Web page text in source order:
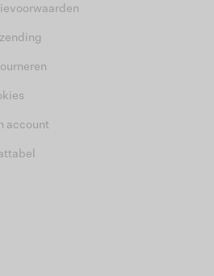
account